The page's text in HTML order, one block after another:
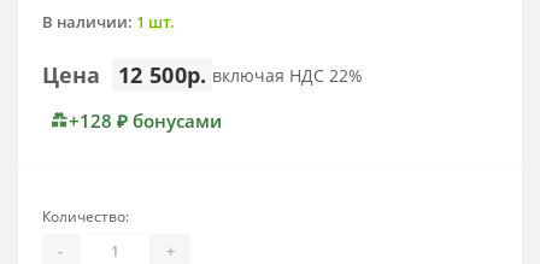
В наличии: 1 шт.
Цена 12 500р. включая НДС 22%
+128 ₽ бонусами
Количество:
- +